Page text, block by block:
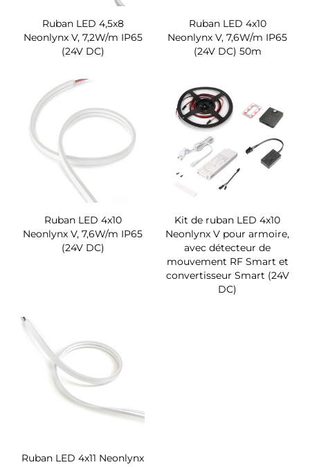
Ruban LED 4,5x8
Neonlynx V, 7,2W/m IP65
(24V DC)
Ruban LED 4x10
Neonlynx V, 7,6W/m IP65
(24V DC) 50m
Ruban LED 4x10
Neonlynx V, 7,6W/m IP65
(24V DC)
Kit de ruban LED 4x10
Neonlynx V pour armoire,
avec détecteur de
mouvement RF Smart et
convertisseur Smart (24V
DC)
Ruban LED 4x11 Neonlynx